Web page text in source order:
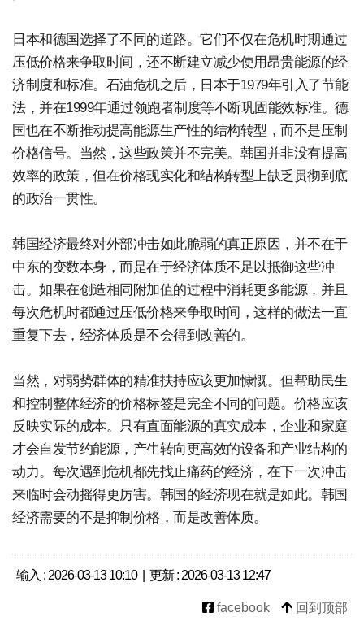
日本和德国选择了不同的道路。它们不仅在危机时期通过
压低价格来争取时间，还不断建立减少使用昂贵能源的经
济制度和标准。石油危机之后，日本于1979年引入了节能
法，并在1999年通过领跑者制度等不断巩固能效标准。德
国也在不断推动提高能源生产性的结构转型，而不是压制
价格信号。当然，这些政策并不完美。韩国并非没有提高
效率的政策，但在价格现实化和结构转型上缺乏贯彻到底
的政治一贯性。
韩国经济最终对外部冲击如此脆弱的真正原因，并不在于
中东的变数本身，而是在于经济体质不足以抵御这些冲
击。如果在创造相同附加值的过程中消耗更多能源，并且
每次危机时都通过压低价格来争取时间，这样的做法一直
重复下去，经济体质是不会得到改善的。
当然，对弱势群体的精准扶持应该更加慷慨。但帮助民生
和控制整体经济的价格标签是完全不同的问题。价格应该
反映实际的成本。只有直面能源的真实成本，企业和家庭
才会自发节约能源，产生转向更高效的设备和产业结构的
动力。每次遇到危机都先找止痛药的经济，在下一次冲击
来临时会动摇得更厉害。韩国的经济现在就是如此。韩国
经济需要的不是抑制价格，而是改善体质。
输入 : 2026-03-13 10:10 | 更新 : 2026-03-13 12:47
facebook 回到顶部